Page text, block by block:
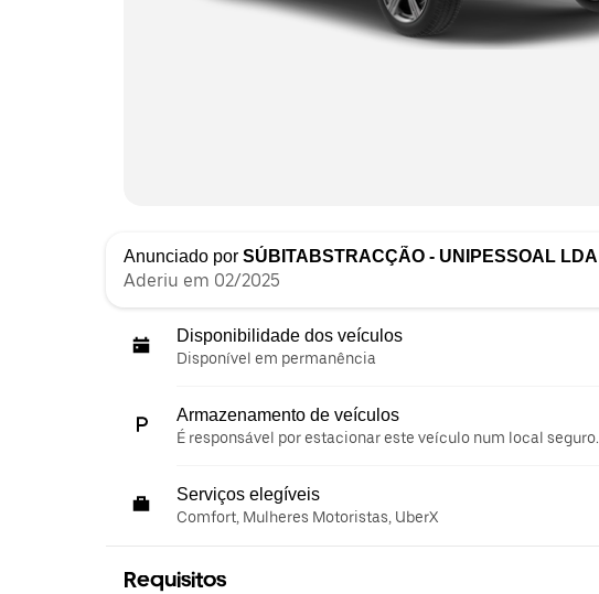
Anunciado por SÚBITABSTRACÇÃO - UNIPESSOAL LDA
Aderiu em 02/2025
Disponibilidade dos veículos
Disponível em permanência
Armazenamento de veículos
É responsável por estacionar este veículo num local seguro.
Serviços elegíveis
Comfort, Mulheres Motoristas, UberX
Requisitos